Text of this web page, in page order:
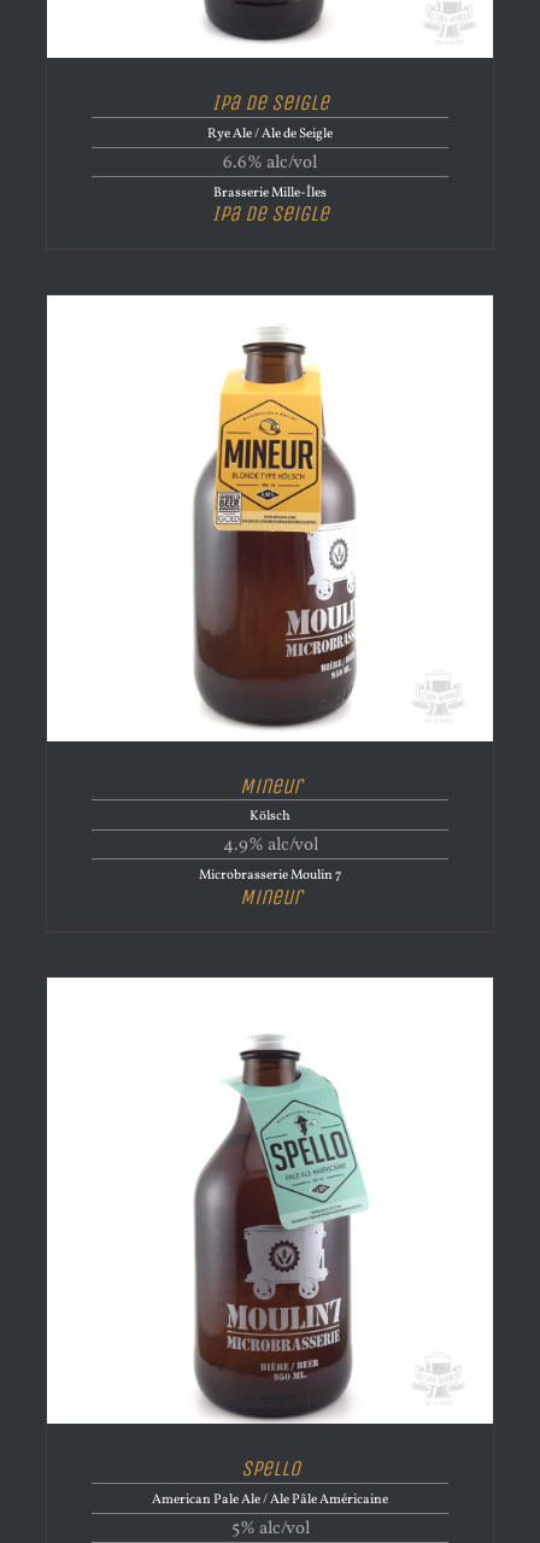
Ipa de Seigle
Rye Ale / Ale de Seigle
6.6% alc/vol
Brasserie Mille-Îles
Ipa de Seigle
Mineur
Kölsch
4.9% alc/vol
Microbrasserie Moulin 7
Mineur
Spello
American Pale Ale / Ale Pâle Américaine
5% alc/vol